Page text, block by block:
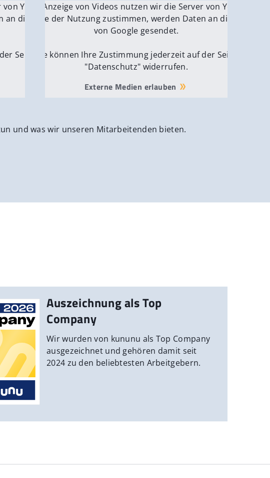
YouTube.
an die Server
Seite
Für die Anzeige von Videos nutzen wir die Server von YouTube.
Wenn Sie der Nutzung zustimmen, werden Daten an die Server
von Google gesendet.
Sie können Ihre Zustimmung jederzeit auf der Seite
"Datenschutz" widerrufen.
Externe Medien erlauben
und was wir unseren Mitarbeitenden bieten.
Auszeichnung als Top
Company
Wir wurden von kununu als Top Company
ausgezeichnet und gehören damit seit
2024 zu den beliebtesten Arbeitgebern.